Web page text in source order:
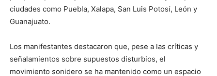
ciudades como Puebla, Xalapa, San Luis Potosí, León y
Guanajuato.
Los manifestantes destacaron que, pese a las críticas y
señalamientos sobre supuestos disturbios, el
movimiento sonidero se ha mantenido como un espacio